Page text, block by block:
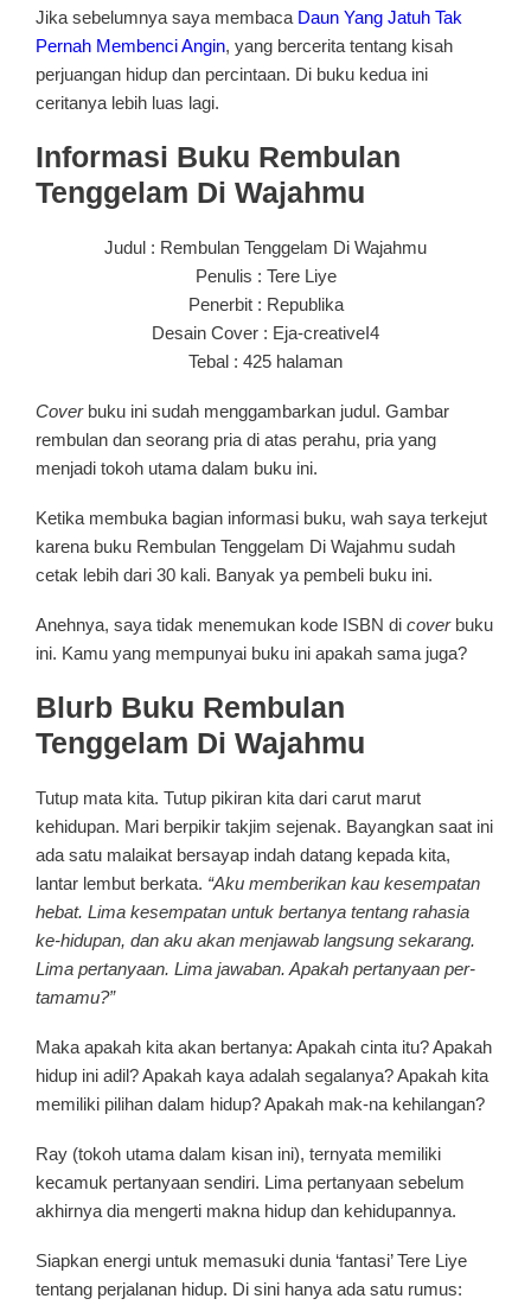
Jika sebelumnya saya membaca Daun Yang Jatuh Tak
Pernah Membenci Angin, yang bercerita tentang kisah
perjuangan hidup dan percintaan. Di buku kedua ini
ceritanya lebih luas lagi.
Informasi Buku Rembulan
Tenggelam Di Wajahmu
Judul : Rembulan Tenggelam Di Wajahmu
Penulis : Tere Liye
Penerbit : Republika
Desain Cover : Eja-creativeI4
Tebal : 425 halaman
Coverbuku ini sudah menggambarkan judul. Gambar
rembulan dan seorang pria di atas perahu, pria yang
menjadi tokoh utama dalam buku ini.
Ketika membuka bagian informasi buku, wah saya terkejut
karena buku Rembulan Tenggelam Di Wajahmu sudah
cetak lebih dari 30 kali. Banyak ya pembeli buku ini.
Anehnya, saya tidak menemukan kode ISBN di coverbuku
ini. Kamu yang mempunyai buku ini apakah sama juga?
Blurb Buku Rembulan
Tenggelam Di Wajahmu
Tutup mata kita. Tutup pikiran kita dari carut marut
kehidupan. Mari berpikir takjim sejenak. Bayangkan saat ini
ada satu malaikat bersayap indah datang kepada kita,
lantar lembut berkata. “Aku memberikan kau kesempatan
hebat. Lima kesempatan untuk bertanya tentang rahasia
ke-hidupan, dan aku akan menjawab langsung sekarang.
Lima pertanyaan. Lima jawaban. Apakah pertanyaan per-
tamamu?”
Maka apakah kita akan bertanya: Apakah cinta itu? Apakah
hidup ini adil? Apakah kaya adalah segalanya? Apakah kita
memiliki pilihan dalam hidup? Apakah mak-na kehilangan?
Ray (tokoh utama dalam kisan ini), ternyata memiliki
kecamuk pertanyaan sendiri. Lima pertanyaan sebelum
akhirnya dia mengerti makna hidup dan kehidupannya.
Siapkan energi untuk memasuki dunia ‘fantasi’ Tere Liye
tentang perjalanan hidup. Di sini hanya ada satu rumus: